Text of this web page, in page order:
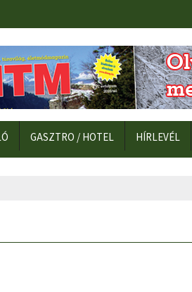
GASZTRO / HOTEL HÍRLEVÉL